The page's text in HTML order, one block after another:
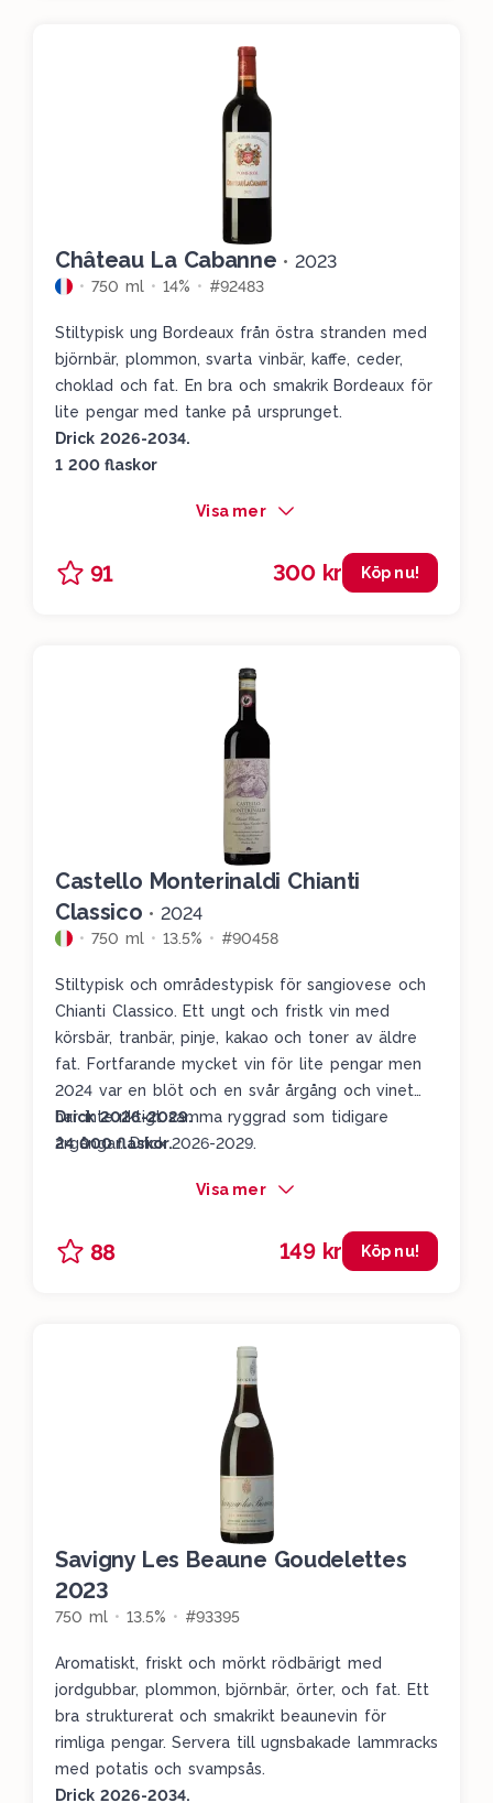
Château La Cabanne • 2023
750 ml 14% #92483
Stiltypisk ung Bordeaux från östra stranden med
björnbär, plommon, svarta vinbär, kaffe, ceder,
choklad och fat. En bra och smakrik Bordeaux för
lite pengar med tanke på ursprunget.
Drick 2026-2034.
1 200 flaskor
Visa mer
91 300 kr Köp nu!
Castello Monterinaldi Chianti
Classico • 2024
750 ml 13.5% #90458
Stiltypisk och områdestypisk för sangiovese och
Chianti Classico. Ett ungt och fristk vin med
körsbär, tranbär, pinje, kakao och toner av äldre
fat. Fortfarande mycket vin för lite pengar men
2024 var en blöt och en svår årgång och vinet
har inte riktigt samma ryggrad som tidigare
årgångar. Drick 2026-2029.
Drick 2026-2029.
24 000 flaskor.
Visa mer
88 149 kr Köp nu!
Savigny Les Beaune Goudelettes
2023
750 ml 13.5% #93395
Aromatiskt, friskt och mörkt rödbärigt med
jordgubbar, plommon, björnbär, örter, och fat. Ett
bra strukturerat och smakrikt beaunevin för
rimliga pengar. Servera till ugnsbakade lammracks
med potatis och svampsås.
Drick 2026-2034.